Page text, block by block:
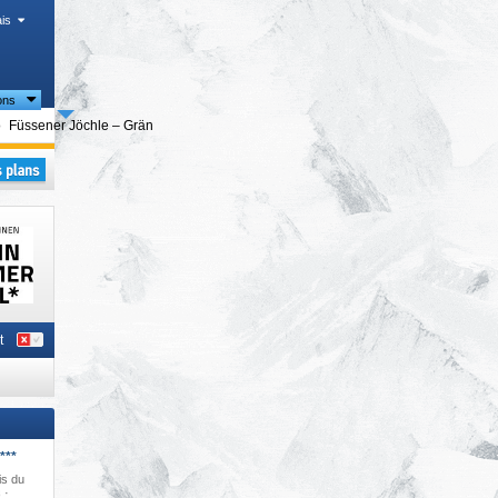
touristiques
Füssener Jöchle – Grän
,
du